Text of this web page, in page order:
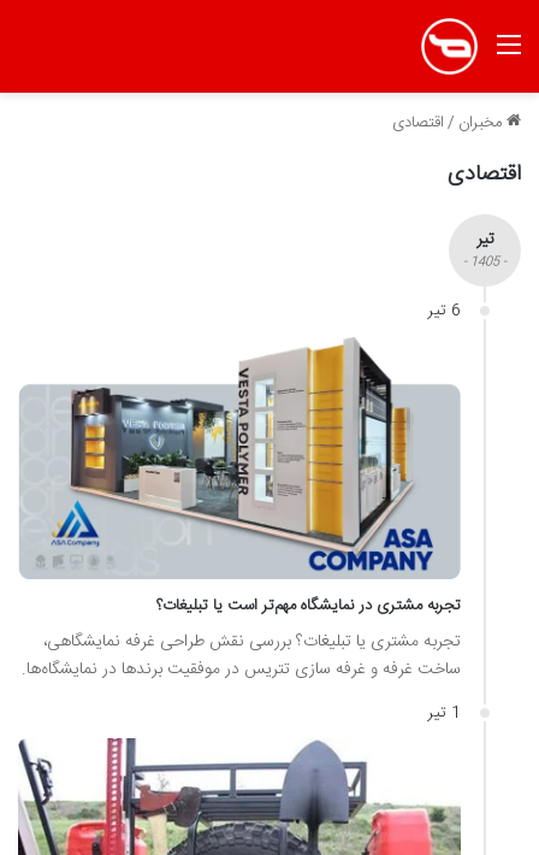
منو
مخبران /اقتصادی
اقتصادی
تیر
- 1405 -
6 تیر
تجربه مشتری در نمایشگاه مهم‌تر است یا تبلیغات؟
تجربه مشتری یا تبلیغات؟ بررسی نقش طراحی غرفه نمایشگاهی،
ساخت غرفه و غرفه سازی تتریس در موفقیت برندها در نمایشگاه‌ها.
1 تیر